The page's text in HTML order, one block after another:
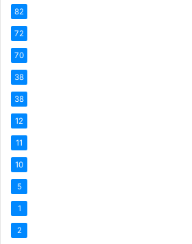
82
72
70
38
38
12
11
10
5
1
2